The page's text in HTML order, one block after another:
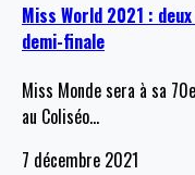
Miss World 2021 :
demi-finale
Miss Monde sera à sa
au Coliséo…
7 décembre 2021